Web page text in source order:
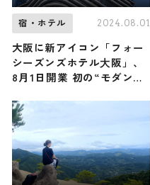
宿・ホテル 2024.08.01
大阪に新アイコン「フォー
シーズンズホテル⼤阪」、
8月1日開業 初の“モダン旅